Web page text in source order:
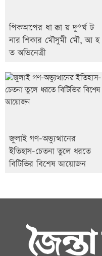
পিকআপের ধা ক্কা য় দু*র্ঘ ট
নার শিকার মৌসুমী মৌ, আ হ
ত অভিনেত্রী
জুলাই গণ-অভ্যুত্থানের
ইতিহাস-চেতনা তুলে ধরতে
বিটিভির বিশেষ আয়োজন